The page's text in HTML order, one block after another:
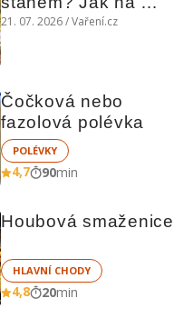
polní kuchyni a na
21. 07. 2026 / Vaření.cz
Čočková nebo
fazolová polévka
POLÉVKY
4,7 90min
Houbová smaženice
HLAVNÍ CHODY
4,8 20min